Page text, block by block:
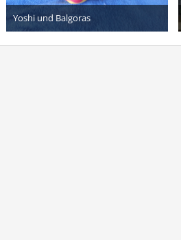
Yoshi und Balgoras
12. Oktober 2015
8